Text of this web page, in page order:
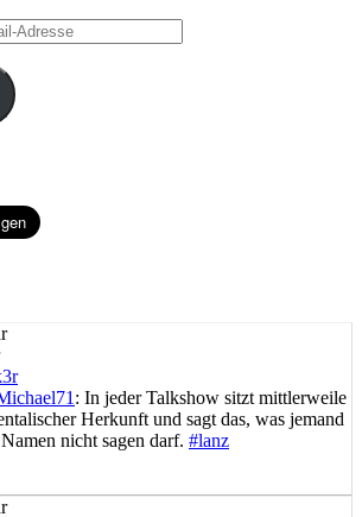
: In jeder Talkshow sitzt mittlerweile
Herkunft und sagt das, was jemand
nicht sagen darf. #lanz